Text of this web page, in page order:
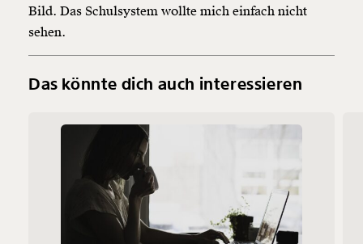
Bild. Das Schulsystem wollte mich einfach nicht
sehen.
Das könnte dich auch interessieren